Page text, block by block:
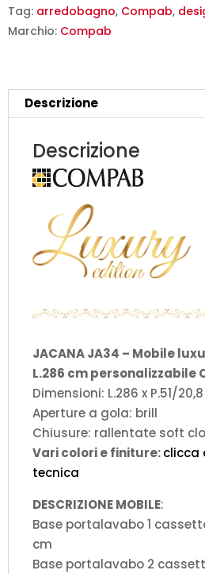
arredo
bagno
personalizzabile
COMPAB
Tag: arredobagno, Compab,
Marchio: Compab
Descrizione
Descrizione
JACANA JA34 – Mobile
L.286 cm personalizzabile
Dimensioni: L.286 x P.51/
Aperture a gola: brill
Chiusure: rallentate soft
Vari colori e finiture:clicca
tecnica
DESCRIZIONE MOBILE:
Base portalavabo 1 cassetto
cm
Base portalavabo 2 cassetti